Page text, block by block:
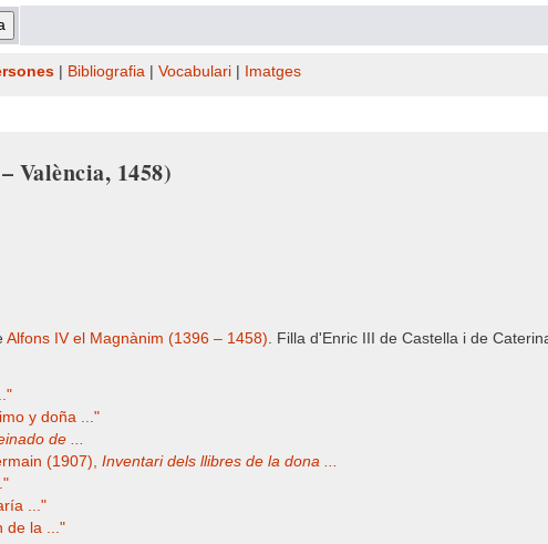
Bibliografia Vocabulari Imatges
València, 1458)
Alfons IV el Magnànim (1396 – 1458). Filla d'Enric III de Castella i de
y doña ..."
de ...
(1907), Inventari dels llibres de la dona ...
..."
de la ..."